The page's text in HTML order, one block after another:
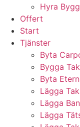
Hyra
Offert
Start
Tjänster
Byta
Bygga
Byta
Lägga Tak
Lägga
Lägga